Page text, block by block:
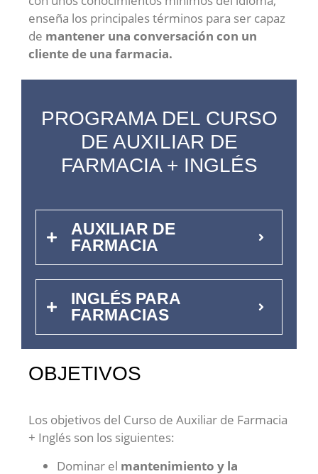
enseña los principales términos para ser capaz
de mantener una conversación con un
cliente de una farmacia.
PROGRAMA DEL CURSO
DE AUXILIAR DE
FARMACIA + INGLÉS
AUXILIAR DE
FARMACIA
INGLÉS PARA
FARMACIAS
OBJETIVOS
Los objetivos del Curso de Auxiliar de Farmacia
+ Inglés son los siguientes:
Dominar el mantenimiento y la